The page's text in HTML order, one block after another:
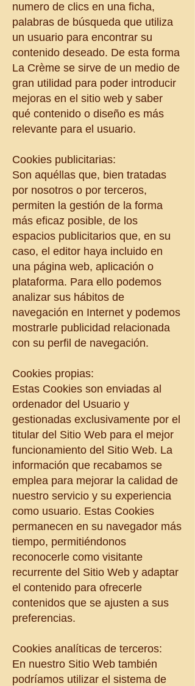
numero de clics en una ficha,
palabras de búsqueda que utiliza
un usuario para encontrar su
contenido deseado. De esta forma
La Crème se sirve de un medio de
gran utilidad para poder introducir
mejoras en el sitio web y saber
qué contenido o diseño es más
relevante para el usuario.
Cookies publicitarias:
Son aquéllas que, bien tratadas
por nosotros o por terceros,
permiten la gestión de la forma
más eficaz posible, de los
espacios publicitarios que, en su
caso, el editor haya incluido en
una página web, aplicación o
plataforma. Para ello podemos
analizar sus hábitos de
navegación en Internet y podemos
mostrarle publicidad relacionada
con su perfil de navegación.
Cookies propias:
Estas Cookies son enviadas al
ordenador del Usuario y
gestionadas exclusivamente por el
titular del Sitio Web para el mejor
funcionamiento del Sitio Web. La
información que recabamos se
emplea para mejorar la calidad de
nuestro servicio y su experiencia
como usuario. Estas Cookies
permanecen en su navegador más
tiempo, permitiéndonos
reconocerle como visitante
recurrente del Sitio Web y adaptar
el contenido para ofrecerle
contenidos que se ajusten a sus
preferencias.
Cookies analíticas de terceros:
En nuestro Sitio Web también
podríamos utilizar el sistema de